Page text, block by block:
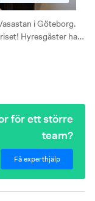
i Göteborg.
Hyresgäster har
för ett större
team?
Få experthjälp